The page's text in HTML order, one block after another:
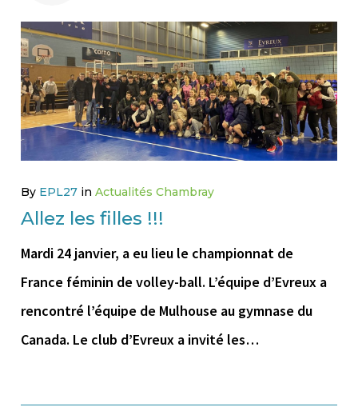
FÉVRIER
2023
By EPL27 in Actualités Chambray
Allez les filles !!!
Mardi 24 janvier, a eu lieu le championnat de
France féminin de volley-ball. L’équipe d’Evreux a
rencontré l’équipe de Mulhouse au gymnase du
Canada. Le club d’Evreux a invité les…